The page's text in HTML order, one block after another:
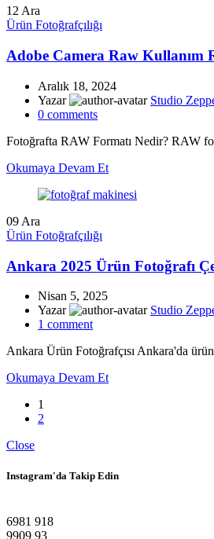
12 Ara
Ürün Fotoğrafçılığı
Adobe Camera Raw Kullanım
Aralık 18, 2024
Yazar
Studio
0 comments
Fotoğrafta RAW Formatı Nedir? RAW
Okumaya Devam Et
09 Ara
Ürün Fotoğrafçılığı
Ankara 2025 Ürün Fotoğrafı
Nisan 5, 2025
Yazar
Studio
1 comment
Ankara Ürün Fotoğrafçısı Ankara'da
Okumaya Devam Et
1
2
Close
Instagram'da Takip Edin
6981 918
9909 93